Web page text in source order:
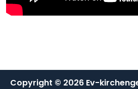
Copyright © 2026 Ev-